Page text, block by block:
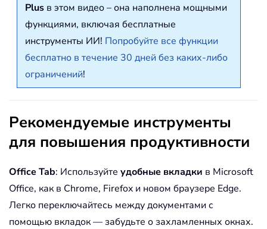
Plus в этом видео – она наполнена мощными
функциями, включая бесплатные
инструменты ИИ! Попробуйте все функции
бесплатно в течение 30 дней без каких-либо
ограничений!
Рекомендуемые инструменты
для повышения продуктивности
Office Tab: Используйте удобные вкладки в Microsoft
Office, как в Chrome, Firefox и новом браузере Edge.
Легко переключайтесь между документами с
помощью вкладок — забудьте о захламленных окнах.